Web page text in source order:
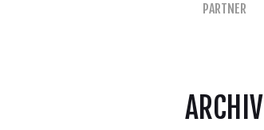
PARTNER
ARCHIV